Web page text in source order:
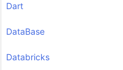
Dart
DataBase
Databricks